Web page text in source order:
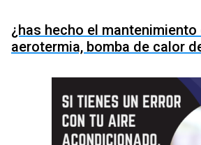
¿has hecho el
aerotermia, bomba de calor